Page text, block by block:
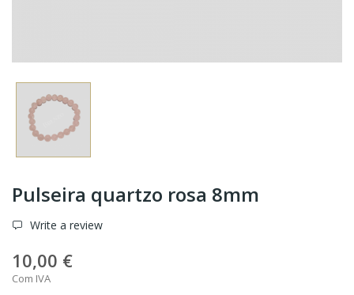
Pulseira quartzo rosa 8mm
Write a review
10,00 €
Com IVA